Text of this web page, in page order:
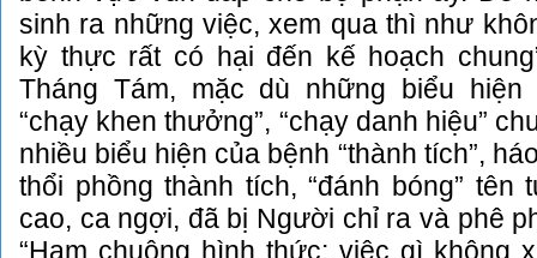
sinh ra những việc, xem qua thì như
kỳ thực rất có hại đến kế hoạch
Tháng Tám, mặc dù những biểu hiện
“chạy khen thưởng”, “chạy danh hiệu”
nhiều biểu hiện của bệnh “thành tích”,
thổi phồng thành tích, “đánh bóng” tên
cao, ca ngợi, đã bị Người chỉ ra và phê
“Ham chuộng hình thức: việc gì không